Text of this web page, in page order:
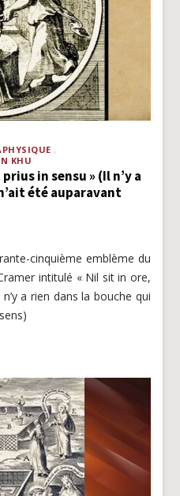
KHU
in sensu » (Il n’y a
été auparavant
cinquième emblème du
intitulé « Nil sit in ore,
a rien dans la bouche qui